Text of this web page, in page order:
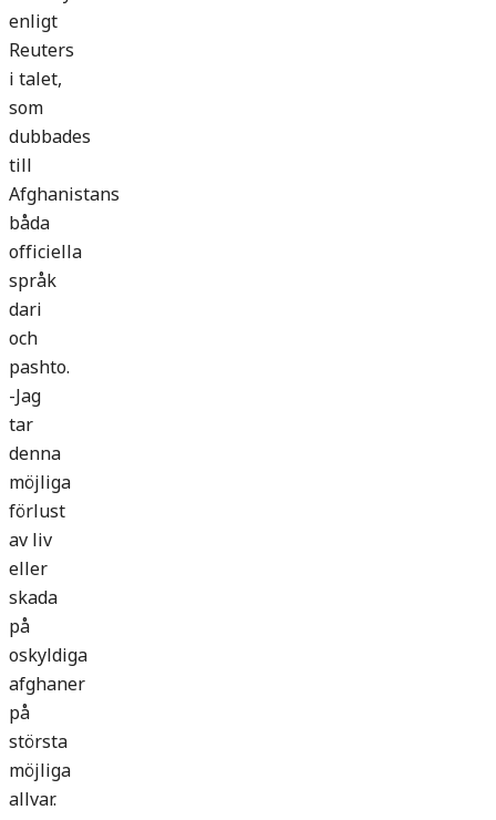
enligt
Reuters
i talet,
som
dubbades
till
Afghanistans
båda
officiella
språk
dari
och
pashto.
-Jag
tar
denna
möjliga
förlust
av liv
eller
skada
på
oskyldiga
afghaner
på
största
möjliga
allvar.